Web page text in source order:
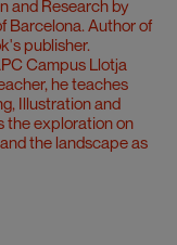
and Research by
Barcelona. Author of
publisher.
Campus Llotja
he teaches
Illustration and
the exploration on
the landscape as